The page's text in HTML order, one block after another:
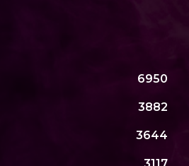
6950
3882
3644